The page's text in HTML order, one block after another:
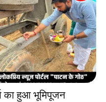
का हुआ भूमिपूजन